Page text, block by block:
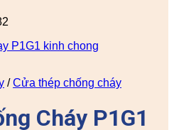
/ Cửa thép chống cháy
Cháy P1G1